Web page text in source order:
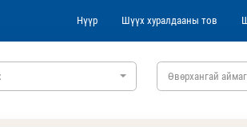
Нүүр Шүүх хуралдааны тов
Өвөрхангай